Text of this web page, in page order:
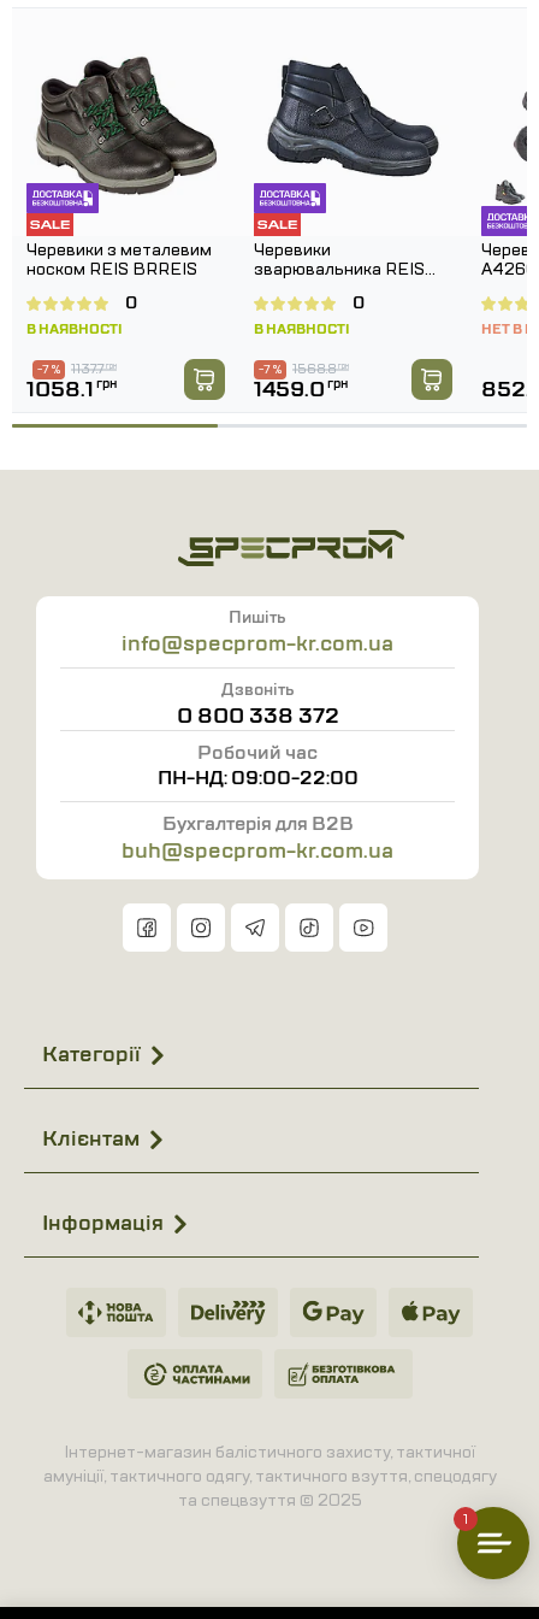
Черевики з металевим
носком REIS BRREIS
В НАЯВНОСТІ
0
1137.7грн
-7 %
1058.1 грн
Черевики
зварювальника REIS
В НАЯВНОСТІ
0
1568.8грн
-7 %
1459.0 грн
А4266
НЕТ В
Пишіть
info@specprom-kr.com.ua
Дзвоніть
0 800 338 372
Робочий час
ПН-НД: 09:00-22:00
Бухгалтерія для B2B
buh@specprom-kr.com.ua
Категорії
Клієнтам
Інформація
Інтернет-магазин балістичного захисту, тактичної
амуніції, тактичного одягу, тактичного взуття, спецодягу
та спецвзуття © 2025
1